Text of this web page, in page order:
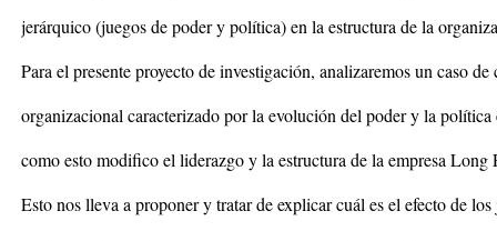
jerárquico (juegos de poder y política) en la estructura de la
Para el presente proyecto de investigación, analizaremos un caso de
organizacional caracterizado por la evolución del poder y la política
como esto modifico el liderazgo y la estructura de la empresa Long
Esto nos lleva a proponer y tratar de explicar cuál es el efecto de los